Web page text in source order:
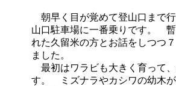
朝早く目が覚めて登山口まで
山口駐車場に一番乗りです。
れた久留米の方とお話をしつつ
ました。
最初はワラビも大きく育って
す。 ミズナラやカシワの幼木